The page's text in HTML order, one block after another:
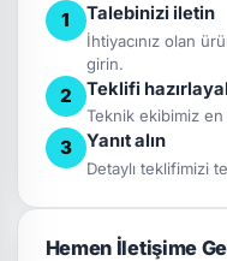
1 Talebinizi iletin
İhtiyacınız olan
girin.
2 Teklifi
Teknik ekibimiz
3 Yanıt alın
Detaylı teklifimizi
Hemen İletişime